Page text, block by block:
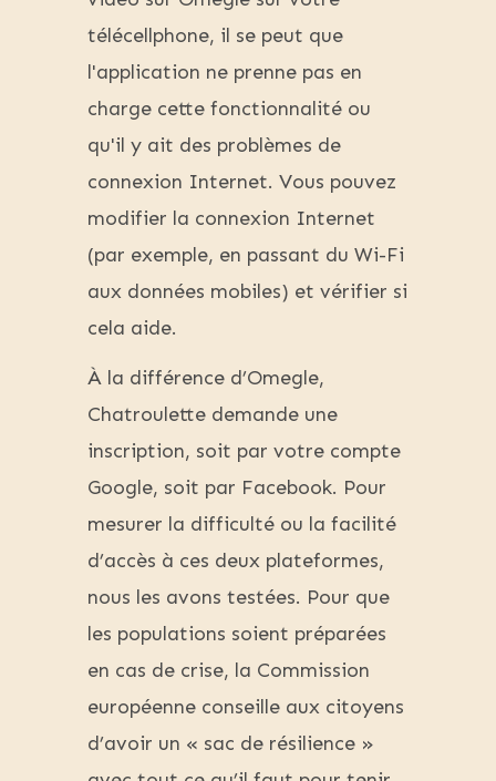
télécellphone, il se peut que
l'application ne prenne pas en
charge cette fonctionnalité ou
qu'il y ait des problèmes de
connexion Internet. Vous pouvez
modifier la connexion Internet
(par exemple, en passant du Wi-Fi
aux données mobiles) et vérifier si
cela aide.
À la différence d’Omegle,
Chatroulette demande une
inscription, soit par votre compte
Google, soit par Facebook. Pour
mesurer la difficulté ou la facilité
d’accès à ces deux plateformes,
nous les avons testées. Pour que
les populations soient préparées
en cas de crise, la Commission
européenne conseille aux citoyens
d’avoir un « sac de résilience »